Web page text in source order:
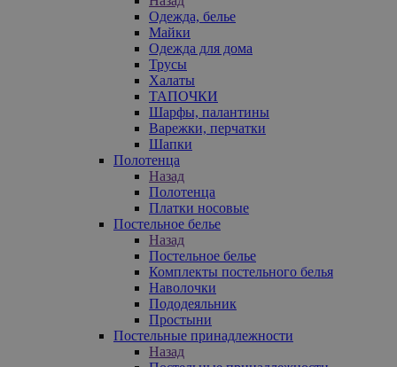
Одежда, белье
Майки
Одежда для дома
Трусы
Халаты
ТАПОЧКИ
Шарфы, палантины
Варежки, перчатки
Шапки
Полотенца
Назад
Полотенца
Платки носовые
Постельное белье
Назад
Постельное белье
Комплекты постельного белья
Наволочки
Пододеяльник
Простыни
Постельные принадлежности
Назад